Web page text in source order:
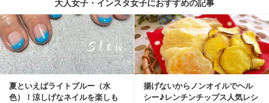
大人女子・インスタ女子におすすめの記事
夏といえばライトブルー（水
色）！涼しげなネイルを楽しも
揚げないからノンオイルでヘル
シー♪レンチンチップス人気レシ